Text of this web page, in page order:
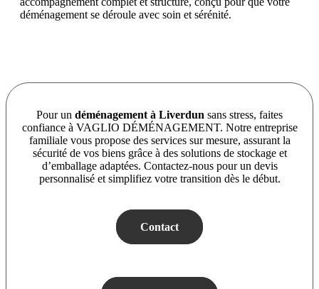
déménagement se déroule avec soin et sérénité.
Pour un déménagement à Liverdun sans stress, faites
confiance à VAGLIO DÉMÉNAGEMENT. Notre entreprise
familiale vous propose des services sur mesure, assurant la
sécurité de vos biens grâce à des solutions de stockage et
d’emballage adaptées. Contactez-nous pour un devis
personnalisé et simplifiez votre transition dès le début.
Contact